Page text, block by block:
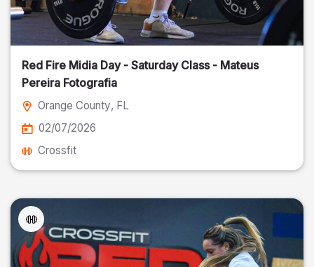
Red Fire Midia Day - Saturday Class - Mateus
Pereira Fotografia
Orange County, FL
02/07/2026
Crossfit